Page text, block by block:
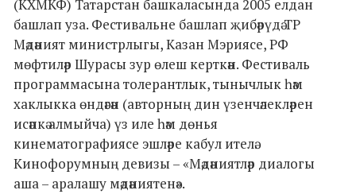
(КХМКФ) Татарстан башкаласында 2005 елдан
башлап уза. Фестивальне башлап җибәрүдә ТР
Мәдәният министрлыгы, Казан Мэриясе, РФ
мөфтиләр Шурасы зур өлеш керткән. Фестиваль
программасына толерантлык, тынычлык һәм
хаклыкка өндәгән (авторның дин үзенчәлекләрен
исәпкә алмыйча) үз иле һәм дөнья
кинематографиясе эшләре кабул ителә.
Кинофорумның девизы – «Мәдәниятләр диалогы
аша – аралашу мәдәниятенә».